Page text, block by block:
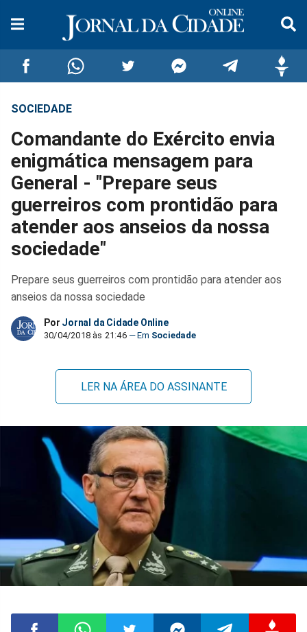
Compartilhar
no
Facebook
Compartilhar
no
Whatsapp
no
Twitter
no
Messenger
no
Telegram
no
SOCIEDADE
Comandante do Exército envia
enigmática mensagem para
General - "Prepare seus
guerreiros com prontidão para
atender aos anseios da nossa
sociedade"
Prepare seus guerreiros com prontidão para atender aos
anseios da nossa sociedade
Por Jornal da Cidade Online
30/04/2018 às 21:46 Sociedade
LER NA ÁREA DO ASSINANTE